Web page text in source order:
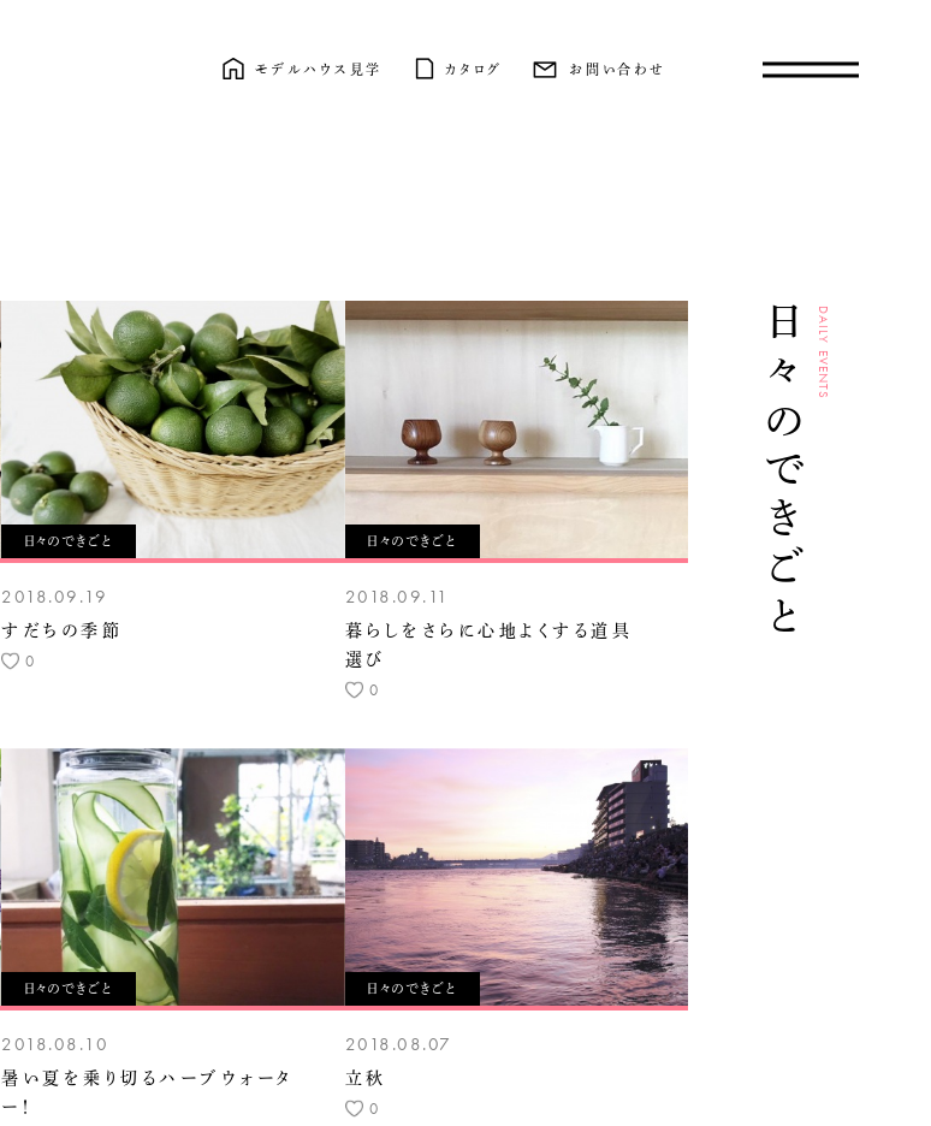
モデルハウス見学 カタログ お問い合わせ
日々のできごとDAILY EVENTS
日々のできごと
2018.09.19
すだちの季節
0
日々のできごと
2018.09.11
暮らしをさらに心地よくする道具
選び
0
日々のできごと
2018.08.10
暑い夏を乗り切るハーブウォータ
ー！
日々のできごと
2018.08.07
立秋
0